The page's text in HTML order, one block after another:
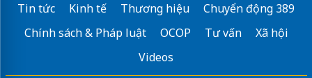
Tin tức Kinh tế Thương hiệu
Chuyển động 389
Chính sách & Pháp luật
OCOP Tư vấn
Xã hội
Videos